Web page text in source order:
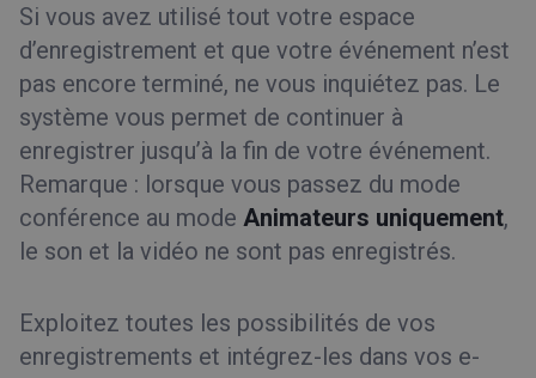
Si vous avez utilisé tout votre espace
d’enregistrement et que votre événement n’est
pas encore terminé, ne vous inquiétez pas. Le
système vous permet de continuer à
enregistrer jusqu’à la fin de votre événement.
Remarque : lorsque vous passez du mode
conférence au mode Animateurs uniquement,
le son et la vidéo ne sont pas enregistrés.
Exploitez toutes les possibilités de vos
enregistrements et intégrez-les dans vos e-